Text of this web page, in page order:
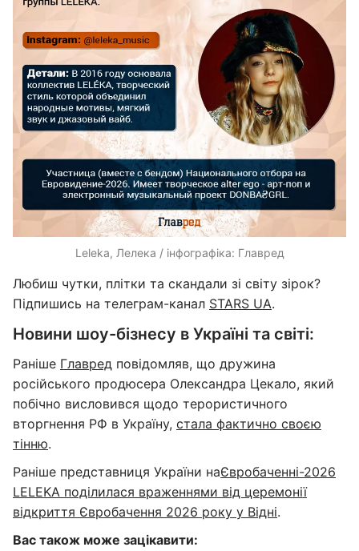
Leleka, Лелека / інфографіка: Главред
Любиш чутки, плітки та скандали зі світу зірок?
Підпишись на телеграм-канал STARS UA.
Новини шоу-бізнесу в Україні та світі:
Раніше Главред повідомляв, що дружина
російського продюсера Олександра Цекало, який
побічно висловився щодо терористичного
вторгнення РФ в Україну, стала фактично своєю
тінню.
Раніше представниця України наЄвробаченні-2026
LELEKA поділилася враженнями від церемонії
відкриття Євробачення 2026 року у Відні.
Вас також може зацікавити: